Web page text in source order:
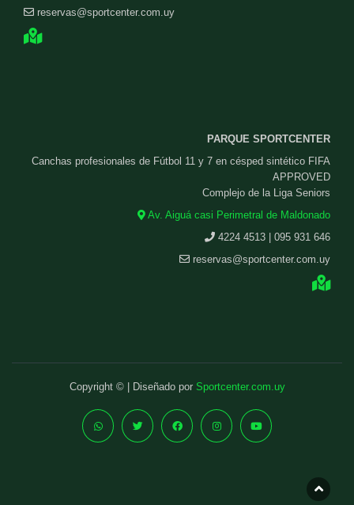
reservas@sportcenter.com.uy
PARQUE SPORTCENTER
Canchas profesionales de Fútbol 11 y 7 en césped sintético FIFA
APPROVED
Complejo de la Liga Seniors
Av. Aiguá casi Perimetral de Maldonado
4224 4513 | 095 931 646
reservas@sportcenter.com.uy
Copyright © | Diseñado por Sportcenter.com.uy